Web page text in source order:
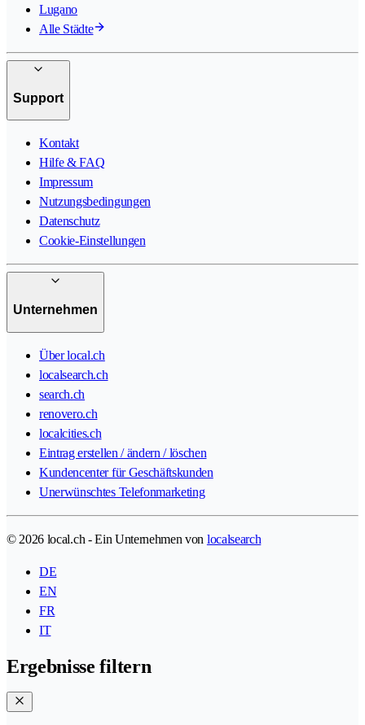
Lugano
Alle Städte
Support
Kontakt
Hilfe & FAQ
Impressum
Nutzungsbedingungen
Datenschutz
Cookie-Einstellungen
Unternehmen
Über local.ch
localsearch.ch
search.ch
renovero.ch
localcities.ch
Eintrag erstellen / ändern / löschen
Kundencenter für Geschäftskunden
Unerwünschtes Telefonmarketing
© 2026 local.ch - Ein Unternehmen von localsearch
DE
EN
FR
IT
Ergebnisse filtern